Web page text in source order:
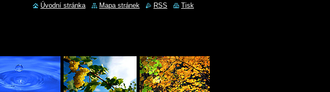
Úvodní stránka Mapa stránek RSS Tisk